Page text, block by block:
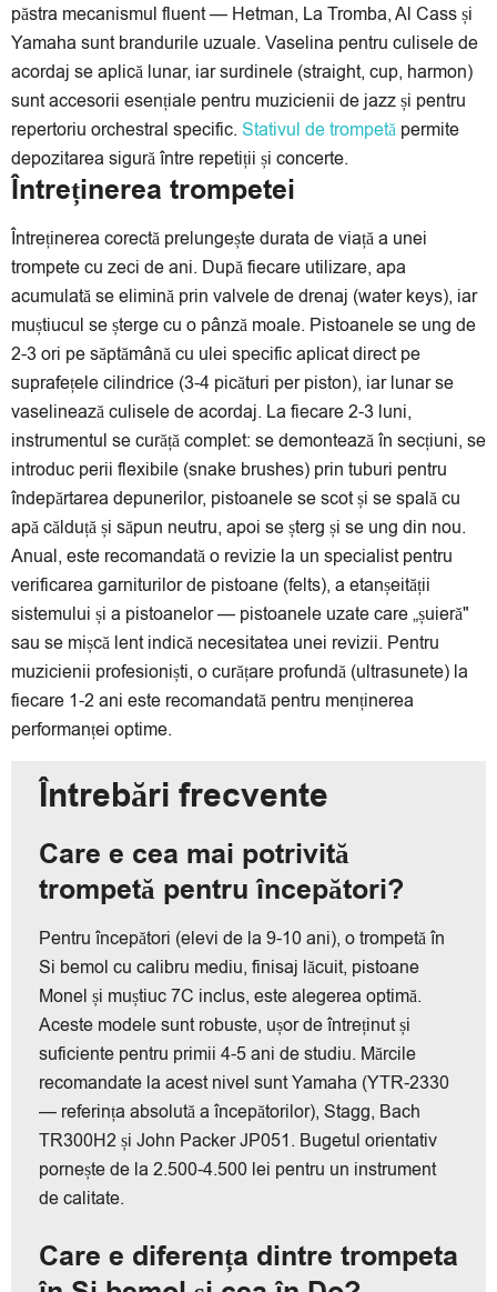
păstra mecanismul fluent — Hetman, La Tromba, Al Cass și
Yamaha sunt brandurile uzuale. Vaselina pentru culisele de
acordaj se aplică lunar, iar surdinele (straight, cup, harmon)
sunt accesorii esențiale pentru muzicienii de jazz și pentru
repertoriu orchestral specific. Stativul de trompetă permite
depozitarea sigură între repetiții și concerte.
Întreținerea trompetei
Întreținerea corectă prelungește durata de viață a unei
trompete cu zeci de ani. După fiecare utilizare, apa
acumulată se elimină prin valvele de drenaj (water keys), iar
muștiucul se șterge cu o pânză moale. Pistoanele se ung de
2-3 ori pe săptămână cu ulei specific aplicat direct pe
suprafețele cilindrice (3-4 picături per piston), iar lunar se
vaselinează culisele de acordaj. La fiecare 2-3 luni,
instrumentul se curăță complet: se demontează în secțiuni, se
introduc perii flexibile (snake brushes) prin tuburi pentru
îndepărtarea depunerilor, pistoanele se scot și se spală cu
apă călduță și săpun neutru, apoi se șterg și se ung din nou.
Anual, este recomandată o revizie la un specialist pentru
verificarea garniturilor de pistoane (felts), a etanșeității
sistemului și a pistoanelor — pistoanele uzate care „șuieră"
sau se mișcă lent indică necesitatea unei revizii. Pentru
muzicienii profesioniști, o curățare profundă (ultrasunete) la
fiecare 1-2 ani este recomandată pentru menținerea
performanței optime.
Întrebări frecvente
Care e cea mai potrivită
trompetă pentru începători?
Pentru începători (elevi de la 9-10 ani), o trompetă în
Si bemol cu calibru mediu, finisaj lăcuit, pistoane
Monel și muștiuc 7C inclus, este alegerea optimă.
Aceste modele sunt robuste, ușor de întreținut și
suficiente pentru primii 4-5 ani de studiu. Mărcile
recomandate la acest nivel sunt Yamaha (YTR-2330
— referința absolută a începătorilor), Stagg, Bach
TR300H2 și John Packer JP051. Bugetul orientativ
pornește de la 2.500-4.500 lei pentru un instrument
de calitate.
Care e diferența dintre trompeta